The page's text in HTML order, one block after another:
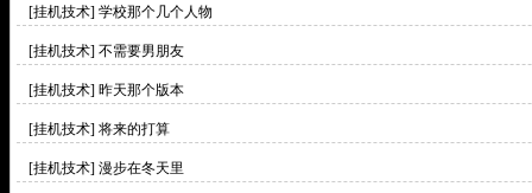
[挂机技术] 学校那个几个人物
[挂机技术] 不需要男朋友
[挂机技术] 昨天那个版本
[挂机技术] 将来的打算
[挂机技术] 漫步在冬天里